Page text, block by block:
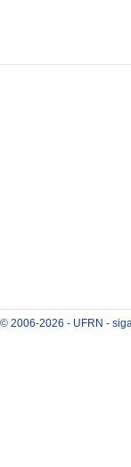
2006-2026 - UFRN -